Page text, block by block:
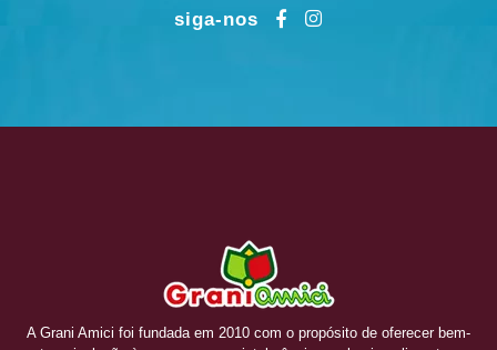
siga-nos
A Grani Amici foi fundada em 2010 com o propósito de oferecer bem-